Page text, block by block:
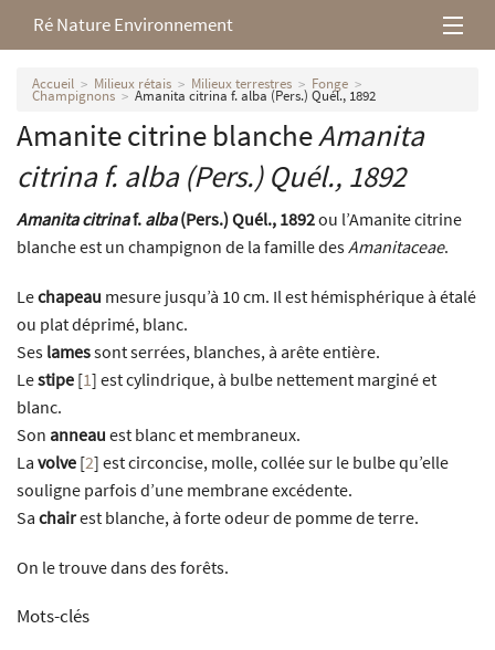
Ré Nature Environnement
L’association
Milieux rétais
Nos parutions
Accueil Milieux rétais Milieux terrestres Fonge
Champignons Amanita citrina f. alba (Pers.) Quél., 1892
Amanite citrine blancheAmanita
citrinaf. alba(Pers.) Quél., 1892
Amanita citrinaf. alba(Pers.) Quél., 1892ou l’Amanite citrine
blanche est un champignon de la famille desAmanitaceae.
Lechapeau mesure jusqu’à 10 cm. Il est hémisphérique à étalé
ou plat déprimé, blanc.
Ses lamessont serrées, blanches, à arête entière.
Lestipe [1] est cylindrique, à bulbe nettement marginé et
blanc.
Son anneau est blanc et membraneux.
La volve [2] est circoncise, molle, collée sur le bulbe qu’elle
souligne parfois d’une membrane excédente.
Sa chairest blanche, à forte odeur de pomme de terre.
On le trouve dans des forêts.
Mots-clés